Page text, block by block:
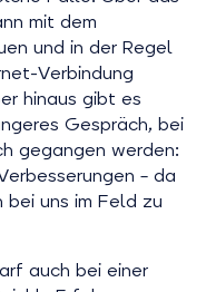
mit dem
und in der Regel
Verbindung
hinaus gibt es
Gespräch, bei
gegangen werden:
– da
bei uns im Feld zu
auch bei einer